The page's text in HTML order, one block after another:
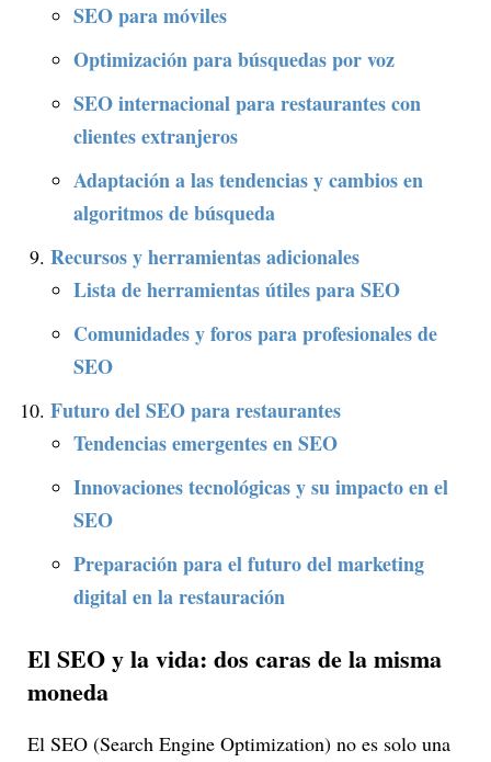
SEO para móviles
Optimización para búsquedas por voz
SEO internacional para restaurantes con
clientes extranjeros
Adaptación a las tendencias y cambios en
algoritmos de búsqueda
Recursos y herramientas adicionales
Lista de herramientas útiles para SEO
Comunidades y foros para profesionales de
SEO
Futuro del SEO para restaurantes
Tendencias emergentes en SEO
Innovaciones tecnológicas y su impacto en el
SEO
Preparación para el futuro del marketing
digital en la restauración
El SEO y la vida: dos caras de la misma
moneda
El SEO (Search Engine Optimization) no es solo una